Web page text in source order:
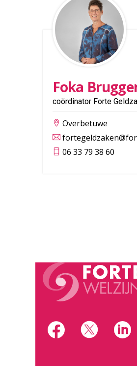
Foka
coördinator Forte
Overbetuwe
06 33 79 38 60